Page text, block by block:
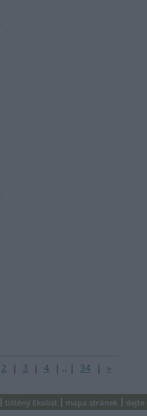
2 | 3 | 4 | .. | 34 | »
tištěný Ekolist mapa stránek dejte